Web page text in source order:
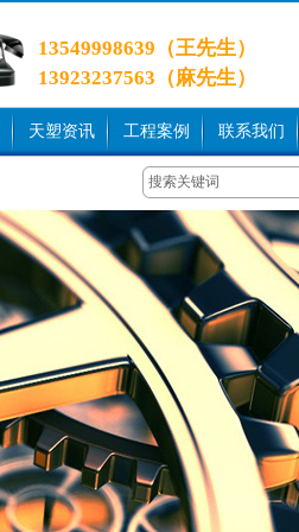
13549998639（王先生）
13923237563（麻先生）
天塑资讯 工程案例 联系我们